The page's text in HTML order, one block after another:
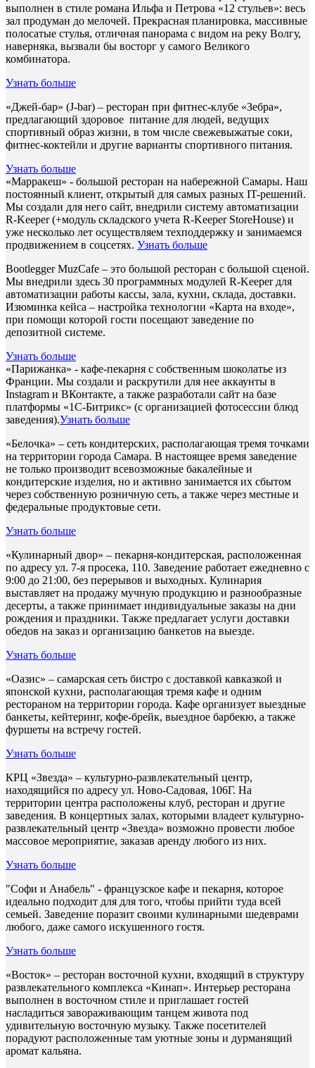
выполнен в стиле романа Ильфа и Петрова «12 стульев»: весь
зал продуман до мелочей. Прекрасная планировка, массивные
полосатые стулья, отличная панорама с видом на реку Волгу,
наверняка, вызвали бы восторг у самого Великого
комбинатора.
Узнать больше
«Джей-бар» (J-bar) – ресторан при фитнес-клубе «Зебра»,
предлагающий здоровое питание для людей, ведущих
спортивный образ жизни, в том числе свежевыжатые соки,
фитнес-коктейли и другие варианты спортивного питания.
Узнать больше
«Марракеш» - большой ресторан на набережной Самары. Наш
постоянный клиент, открытый для самых разных IT-решений.
Мы создали для него сайт, внедрили систему автоматизации
R-Keeper (+модуль складского учета R-Keeper StoreHouse) и
уже несколько лет осуществляем техподдержку и занимаемся
продвижением в соцсетях. Узнать больше
Bootlegger MuzCafe – это большой ресторан с большой сценой.
Мы внедрили здесь 30 программных модулей R-Keeper для
автоматизации работы кассы, зала, кухни, склада, доставки.
Изюминка кейса – настройка технологии «Карта на входе»,
при помощи которой гости посещают заведение по
депозитной системе.
Узнать больше
«Парижанка» - кафе-пекарня с собственным шоколатье из
Франции. Мы создали и раскрутили для нее аккаунты в
Instagram и ВКонтакте, а также разработали сайт на базе
платформы «1С-Битрикс» (с организацией фотосессии блюд
заведения).Узнать больше
«Белочка» – сеть кондитерских, располагающая тремя точками
на территории города Самара. В настоящее время заведение
не только производит всевозможные бакалейные и
кондитерские изделия, но и активно занимается их сбытом
через собственную розничную сеть, а также через местные и
федеральные продуктовые сети.
Узнать больше
«Кулинарный двор» – пекарня-кондитерская, расположенная
по адресу ул. 7-я просека, 110. Заведение работает ежедневно с
9:00 до 21:00, без перерывов и выходных. Кулинария
выставляет на продажу мучную продукцию и разнообразные
десерты, а также принимает индивидуальные заказы на дни
рождения и праздники. Также предлагает услуги доставки
обедов на заказ и организацию банкетов на выезде.
Узнать больше
«Оазис» – самарская сеть бистро с доставкой кавказкой и
японской кухни, располагающая тремя кафе и одним
рестораном на территории города. Кафе организует выездные
банкеты, кейтеринг, кофе-брейк, выездное барбекю, а также
фуршеты на встречу гостей.
Узнать больше
КРЦ «Звезда» – культурно-развлекательный центр,
находящийся по адресу ул. Ново-Садовая, 106Г. На
территории центра расположены клуб, ресторан и другие
заведения. В концертных залах, которыми владеет культурно-
развлекательный центр «Звезда» возможно провести любое
массовое мероприятие, заказав аренду любого из них.
Узнать больше
"Софи и Анабель" - французское кафе и пекарня, которое
идеально подходит для для того, чтобы прийти туда всей
семьей. Заведение поразит своими кулинарными шедеврами
любого, даже самого искушенного гостя.
Узнать больше
«Восток» – ресторан восточной кухни, входящий в структуру
развлекательного комплекса «Кинап». Интерьер ресторана
выполнен в восточном стиле и приглашает гостей
насладиться завораживающим танцем живота под
удивительную восточную музыку. Также посетителей
порадуют расположенные там уютные зоны и дурманящий
аромат кальяна.